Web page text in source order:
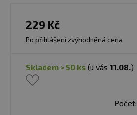
229 Kč
Po přihlášenízvýhodněná cena
skladem > 50 ks (u vás 11.08.)
Počet: